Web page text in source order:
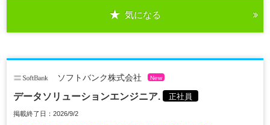
気になる
ソフトバンク株式会社 New
データソリューションエンジニア. 正社員
掲載終了日：2026/9/2